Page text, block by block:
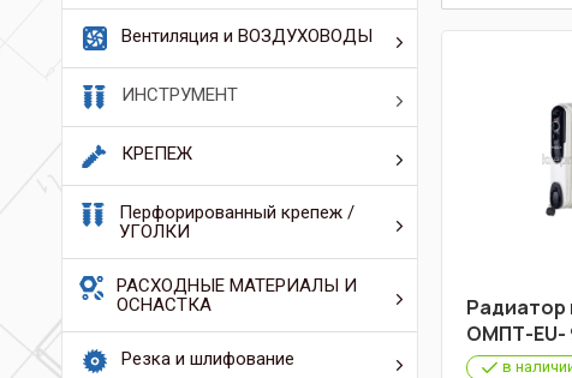
Вентиляция и ВОЗДУХОВОДЫ
ИНСТРУМЕНТ
КРЕПЕЖ
Перфорированный крепеж /
УГОЛКИ
РАСХОДНЫЕ МАТЕРИАЛЫ И
ОСНАСТКА
Резка и шлифование
Радиатор
ОМПТ-EU-
в